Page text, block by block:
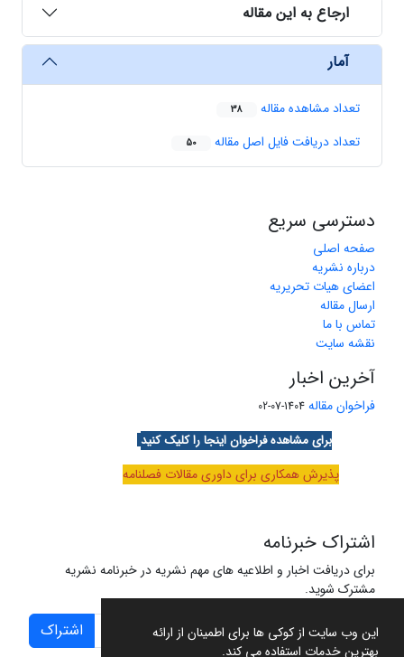
این وب سایت از کوکی ها برای اطمینان از ارائه
بهترین خدمات استفاده می کند.
ارجاع به این مقاله
آمار
تعداد مشاهده مقاله 38
تعداد دریافت فایل اصل مقاله 50
دسترسی سریع
صفحه اصلی
درباره نشریه
اعضای هیات تحریریه
ارسال مقاله
تماس با ما
نقشه سایت
آخرین اخبار
فراخوان مقاله 1404-07-02
برای مشاهده فراخوان اینجا را کلیک کنید
پذیرش همکاری برای داوری مقالات فصلنامه
اشتراک خبرنامه
برای دریافت اخبار و اطلاعیه های مهم نشریه در خبرنامه نشریه
مشترک شوید.
اشتراک